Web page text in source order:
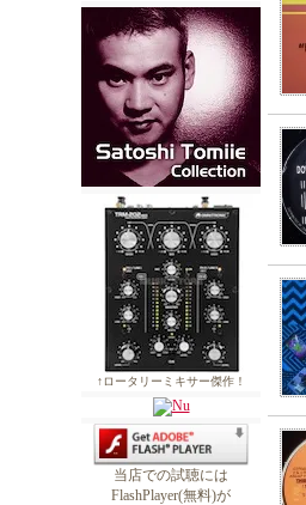
↑ロータリーミキサー傑作！
当店での試聴には
FlashPlayer(無料)が